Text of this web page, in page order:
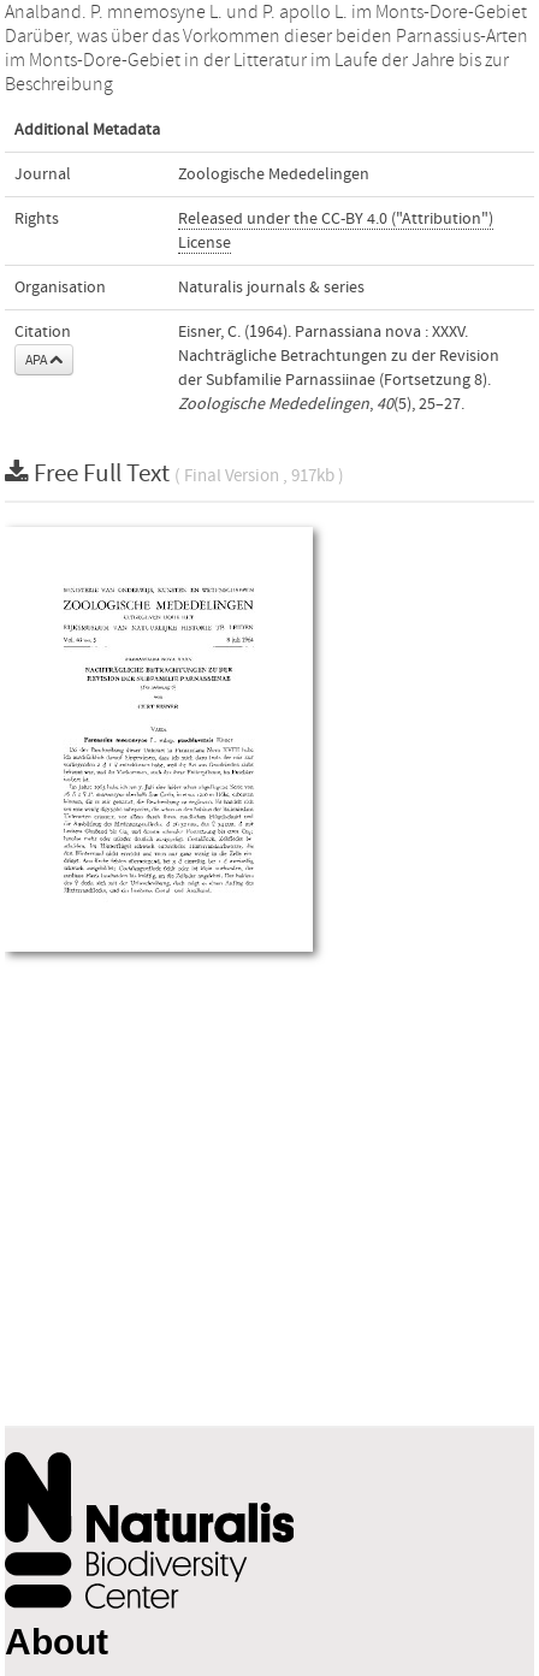
Analband. P. mnemosyne L. und P. apollo L. im Monts-Dore-Gebiet
Darüber, was über das Vorkommen dieser beiden Parnassius-Arten
im Monts-Dore-Gebiet in der Litteratur im Laufe der Jahre bis zur
Beschreibung
Additional Metadata
Journal Zoologische Mededelingen
Rights
Released under the CC-BY 4.0 ("Attribution")
License
Organisation Naturalis journals & series
Citation
APA
Eisner, C. (1964). Parnassiana nova : XXXV.
Nachträgliche Betrachtungen zu der Revision
der Subfamilie Parnassiinae (Fortsetzung 8).
Zoologische Mededelingen, 40(5), 25–27.
Free Full Text ( Final Version , 917kb )
About